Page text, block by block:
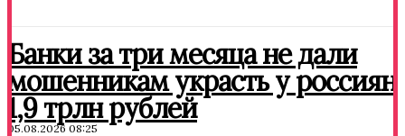
Банки за три месяца не дали
мошенникам украсть у россиян
1,9 трлн рублей
05.08.2026 08:25